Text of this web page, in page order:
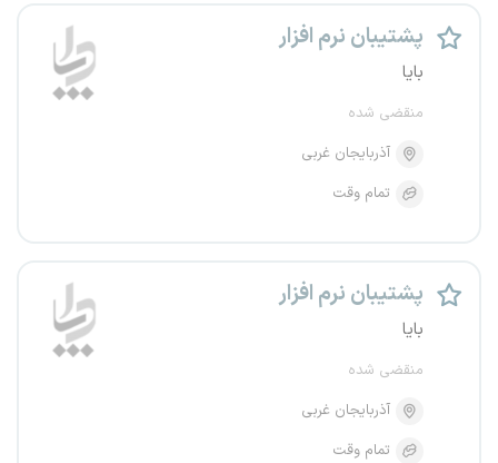
پشتیبان نرم افزار
بایا
منقضی شده
آذربایجان غربی
تمام وقت
پشتیبان نرم افزار
بایا
منقضی شده
آذربایجان غربی
تمام وقت